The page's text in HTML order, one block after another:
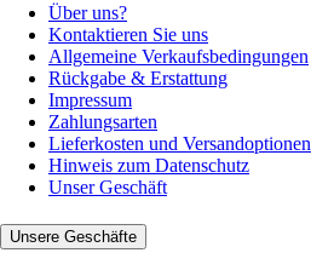
Über uns?
Kontaktieren Sie uns
Allgemeine Verkaufsbedingungen
Rückgabe & Erstattung
Impressum
Zahlungsarten
Lieferkosten und Versandoptionen
Hinweis zum Datenschutz
Unser Geschäft
Unsere Geschäfte